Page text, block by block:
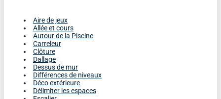
Aire de jeux
Allée et cours
Autour de la Piscine
Carreleur
Clôture
Dallage
Dessus de mur
Différences de niveaux
Déco extérieure
Délimiter les espaces